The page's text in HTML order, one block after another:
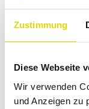
Zustimmung
Diese Webseite
Wir verwenden
und Anzeigen zu